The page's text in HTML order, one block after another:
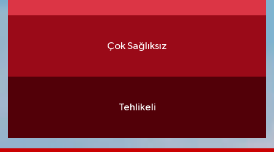
Çok Sağlıksız
Tehlikeli